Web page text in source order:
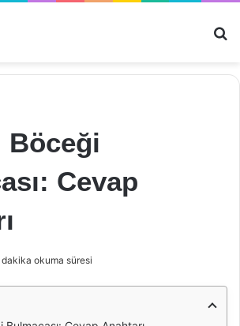
Böceği
Cevap
dakika okuma süresi